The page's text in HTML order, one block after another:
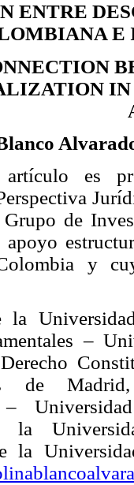
ENTRE
E
es
de
apoyo
y
–
de
–
la
la